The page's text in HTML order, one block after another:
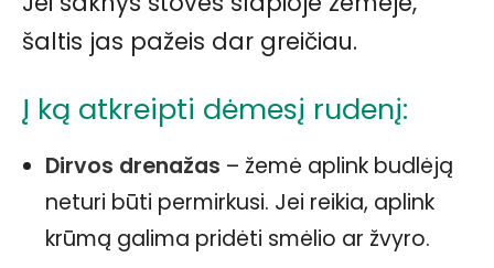
šaltis jas pažeis dar greičiau.
Į ką atkreipti dėmesį rudenį:
Dirvos drenažas – žemė aplink budlėją
neturi būti permirkusi. Jei reikia, aplink
krūmą galima pridėti smėlio ar žvyro.